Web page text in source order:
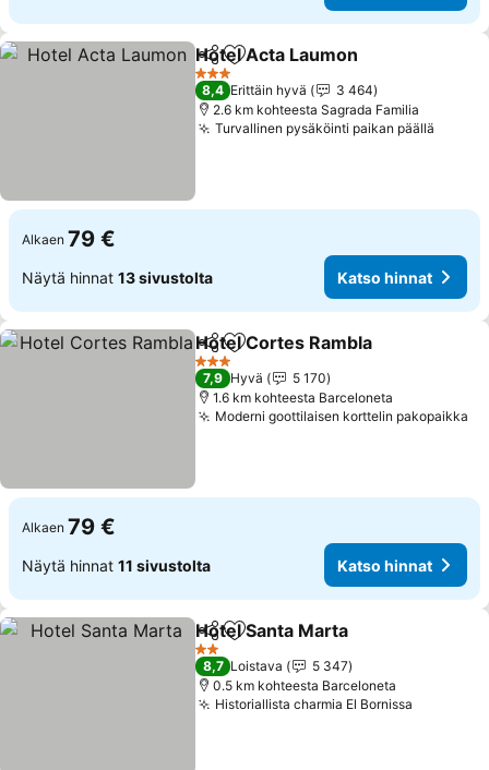
Jaa Lisää suosikkeihin
Hotel Acta Laumon
3 Tähtiluokitus
8,4 Erittäin hyvä
3 464
2.6 km kohteesta Sagrada Familia
Turvallinen pysäköinti paikan päällä
Alkaen 79 €
Näytä hinnat 13 sivustolta Katso hinnat
Jaa Lisää suosikkeihin
Hotel Cortes Rambla
3 Tähtiluokitus
7,9 Hyvä
5 170
1.6 km kohteesta Barceloneta
Moderni goottilaisen korttelin pakopaikka
Alkaen 79 €
Näytä hinnat 11 sivustolta Katso hinnat
Jaa Lisää suosikkeihin
Hotel Santa Marta
2 Tähtiluokitus
8,7 Loistava
5 347
0.5 km kohteesta Barceloneta
Historiallista charmia El Bornissa